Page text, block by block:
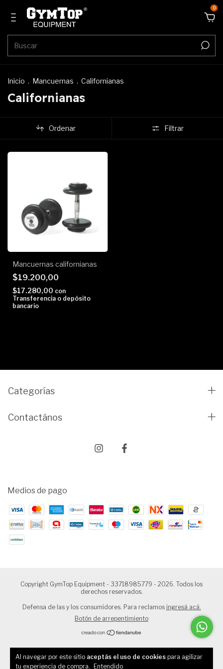
0
Al navegar por este sitio aceptás el uso de cookies para agilizar
tu experiencia de compra.
Entendido
Inicio . Mancuernas . Californianas
Californianas
Ordenar Filtrar
Mancuernas californianas
$19.200,00
$17.280,00 con
Transferencia o depósito
bancario
Categorías
Contactános
Medios de pago
Copyright GymTop Equipment - 33718985779 - 2026. Todos los
derechos reservados.
Defensa de las y los consumidores. Para reclamos ingresá acá.
Botón de arrepentimiento